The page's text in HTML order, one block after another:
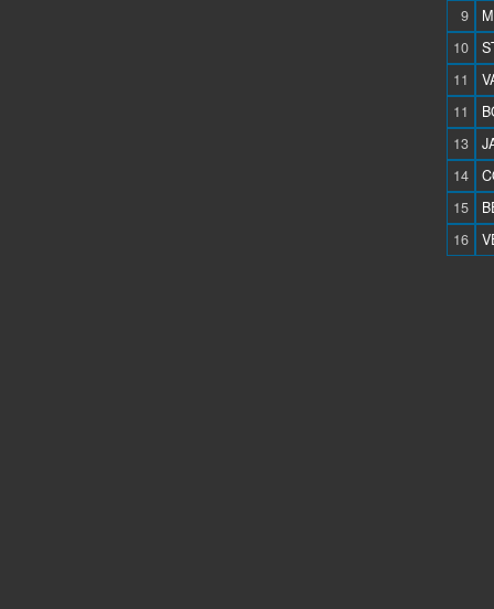
9
10
11
11
13
14
15
16